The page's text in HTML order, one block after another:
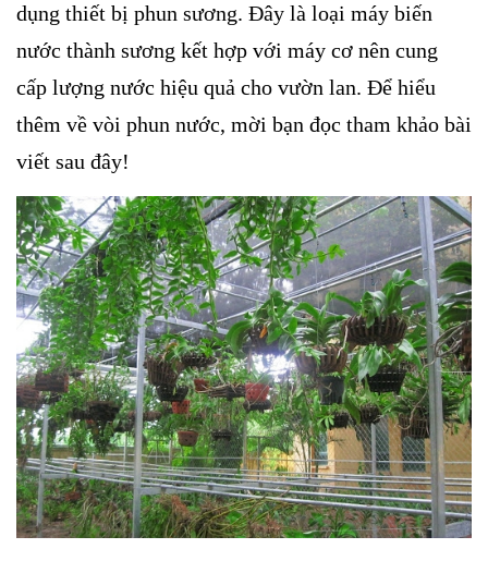
dụng thiết bị phun sương. Đây là loại máy biến
nước thành sương kết hợp với máy cơ nên cung
cấp lượng nước hiệu quả cho vườn lan. Để hiểu
thêm về vòi phun nước, mời bạn đọc tham khảo bài
viết sau đây!